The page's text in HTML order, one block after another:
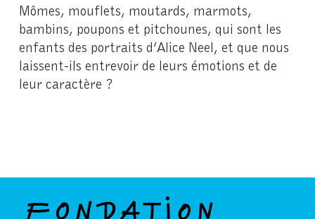
Mômes, mouflets, moutards, marmots,
bambins, poupons et pitchounes, qui sont les
enfants des portraits d’Alice Neel, et que nous
laissent-ils entrevoir de leurs émotions et de
leur caractère ?